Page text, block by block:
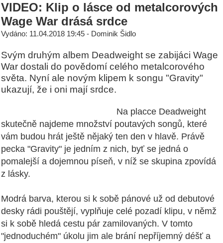
VIDEO: Klip o lásce od metalcorových
Wage War drásá srdce
Vydáno: 11.04.2018 19:45 - Dominik Šidlo
Svým druhým albem Deadweight se zabijáci Wage
War dostali do povědomí celého metalcorového
světa. Nyní ale novým klipem k songu "Gravity"
ukazují, že i oni mají srdce.
Na placce Deadweight
skutečně najdeme množství poutavých songů, které
vám budou hrát ještě nějaký ten den v hlavě. Právě
pecka "Gravity" je jedním z nich, byť se jedná o
pomalejší a dojemnou píseň, v níž se skupina zpovídá
z lásky.
Modrá barva, kterou si k sobě pánové už od debutové
desky rádi pouštějí, vyplňuje celé pozadí klipu, v němž
si k sobě hledá cestu pár zamilovaných. V tomto
"jednoduchém" úkolu jim ale brání nepříjemný déšť a